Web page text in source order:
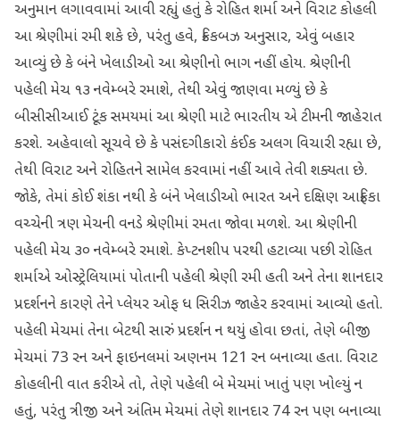
અનુમાન લગાવવામાં આવી રહ્યું હતું કે રોહિત શર્મા અને વિરાટ કોહલી
આ શ્રેણીમાં રમી શકે છે, પરંતુ હવે, ક્રિકબઝ અનુસાર, એવું બહાર
આવ્યું છે કે બંને ખેલાડીઓ આ શ્રેણીનો ભાગ નહીં હોય. શ્રેણીની
પહેલી મેચ ૧૩ નવેમ્બરે રમાશે, તેથી એવું જાણવા મળ્યું છે કે
બીસીસીઆઈ ટૂંક સમયમાં આ શ્રેણી માટે ભારતીય એ ટીમની જાહેરાત
કરશે. અહેવાલો સૂચવે છે કે પસંદગીકારો કંઈક અલગ વિચારી રહ્યા છે,
તેથી વિરાટ અને રોહિતને સામેલ કરવામાં નહીં આવે તેવી શક્યતા છે.
જોકે, તેમાં કોઈ શંકા નથી કે બંને ખેલાડીઓ ભારત અને દક્ષિણ આફ્રિકા
વચ્ચેની ત્રણ મેચની વનડે શ્રેણીમાં રમતા જોવા મળશે. આ શ્રેણીની
પહેલી મેચ ૩૦ નવેમ્બરે રમાશે. કેપ્ટનશીપ પરથી હટાવ્યા પછી રોહિત
શર્માએ ઓસ્ટ્રેલિયામાં પોતાની પહેલી શ્રેણી રમી હતી અને તેના શાનદાર
પ્રદર્શનને કારણે તેને પ્લેયર ઓફ ધ સિરીઝ જાહેર કરવામાં આવ્યો હતો.
પહેલી મેચમાં તેના બેટથી સારું પ્રદર્શન ન થયું હોવા છતાં, તેણે બીજી
મેચમાં 73 રન અને ફાઇનલમાં અણનમ 121 રન બનાવ્યા હતા. વિરાટ
કોહલીની વાત કરીએ તો, તેણે પહેલી બે મેચમાં ખાતું પણ ખોલ્યું ન
હતું, પરંતુ ત્રીજી અને અંતિમ મેચમાં તેણે શાનદાર 74 રન પણ બનાવ્યા